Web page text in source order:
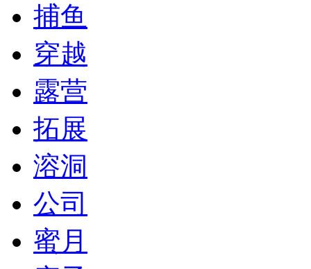
捕鱼
穿越
露营
拓展
溶洞
公司
蜜月